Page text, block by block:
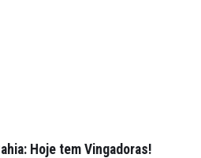
Hoje tem Vingadoras!